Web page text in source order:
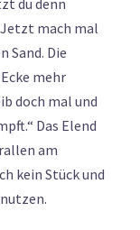
mach mal
Sand. Die
mehr
doch mal und
Das Elend
am
kein Stück und